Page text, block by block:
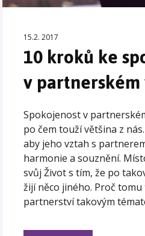
15.2. 2017
10 kroků ke
v
Spokojenost v
po čem touží většina z
aby jeho vztah s
harmonie a souznění.
svůj Život s tím, že po
žijí něco jiného. Proč tomu
partnerství takovým